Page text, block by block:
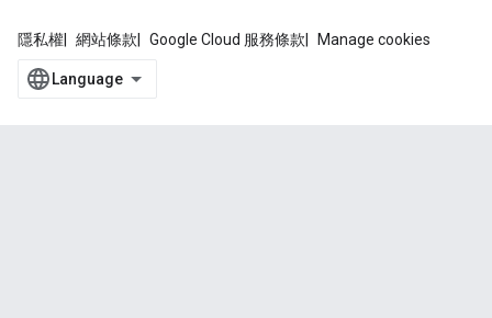
隱私權 網站條款 Google Cloud 服務條款 Manage cookies